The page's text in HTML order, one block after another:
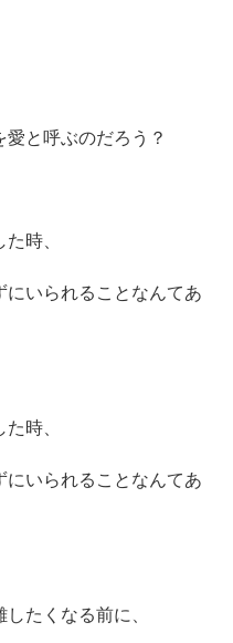
と呼ぶのだろう？
時、
にいられることなんてあ
時、
にいられることなんてあ
たくなる前に、